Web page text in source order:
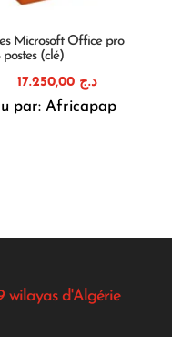
Microsoft Office pro
postes (clé)
د.ج 17.250,00
par: Africapap
wilayas d'Algérie